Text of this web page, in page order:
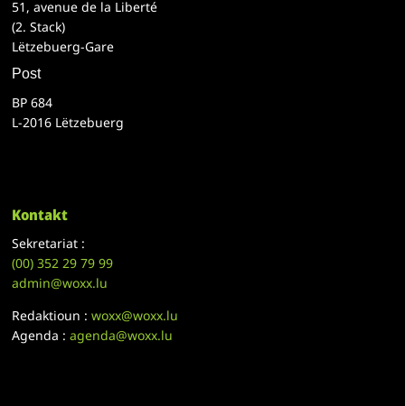
51, avenue de la Liberté
(2. Stack)
Lëtzebuerg-Gare
Post
BP 684
L-2016 Lëtzebuerg
Kontakt
Sekretariat :
(00)352 29 79 99
admin@woxx.lu
Redaktioun :woxx@woxx.lu
Agenda :agenda@woxx.lu